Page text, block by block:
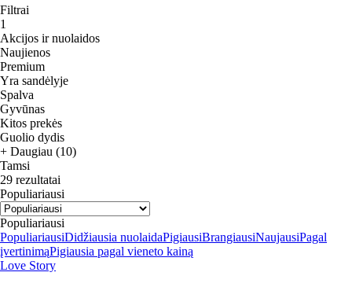
Filtrai
1
Akcijos ir nuolaidos
Naujienos
Premium
Yra sandėlyje
Spalva
Gyvūnas
Kitos prekės
Guolio dydis
+ Daugiau (10)
Tamsi
29 rezultatai
Populiariausi
Populiariausi
PopuliariausiDidžiausia nuolaidaPigiausiBrangiausiNaujausiPagal
įvertinimąPigiausia pagal vieneto kainą
Love Story